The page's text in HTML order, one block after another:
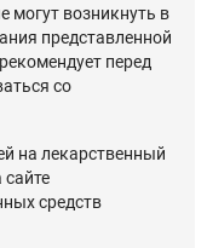
могут возникнуть в
представленной
перед
со
на лекарственный
средств